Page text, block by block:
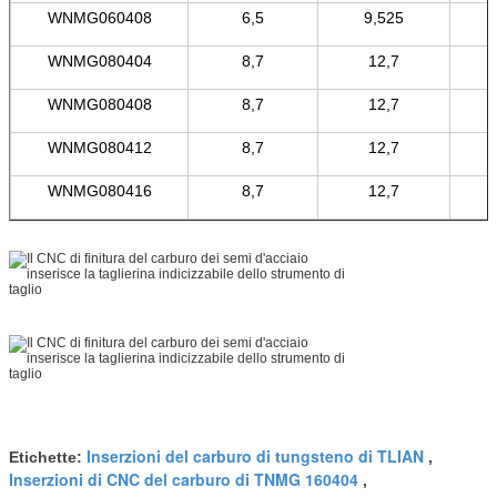
WNMG060408 6,5 9,525
WNMG080404 8,7 12,7
WNMG080408 8,7 12,7
WNMG080412 8,7 12,7
WNMG080416 8,7 12,7
Etichette: Inserzioni del carburo di tungsteno di TLIAN ,
Inserzioni di CNC del carburo di TNMG 160404 ,